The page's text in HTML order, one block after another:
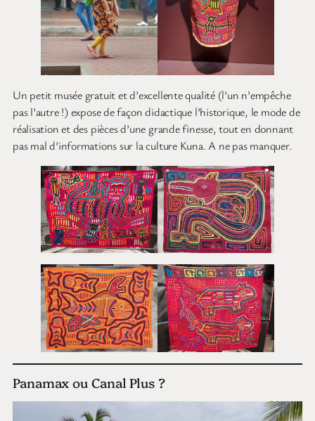
Un petit musée gratuit et d’excellente qualité (l’un n’empêche
pas l’autre !) expose de façon didactique l’historique, le mode de
réalisation et des pièces d’une grande finesse, tout en donnant
pas mal d’informations sur la culture Kuna. A ne pas manquer.
Panamax ou Canal Plus ?